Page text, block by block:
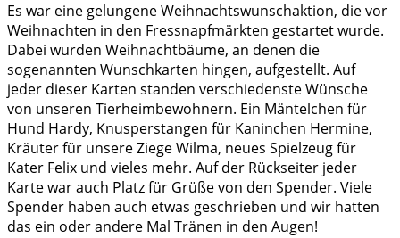
Es war eine gelungene Weihnachtswunschaktion, die vor
Weihnachten in den Fressnapfmärkten gestartet wurde.
Dabei wurden Weihnachtbäume, an denen die
sogenannten Wunschkarten hingen, aufgestellt. Auf
jeder dieser Karten standen verschiedenste Wünsche
von unseren Tierheimbewohnern. Ein Mäntelchen für
Hund Hardy, Knusperstangen für Kaninchen Hermine,
Kräuter für unsere Ziege Wilma, neues Spielzeug für
Kater Felix und vieles mehr. Auf der Rückseiter jeder
Karte war auch Platz für Grüße von den Spender. Viele
Spender haben auch etwas geschrieben und wir hatten
das ein oder andere Mal Tränen in den Augen!